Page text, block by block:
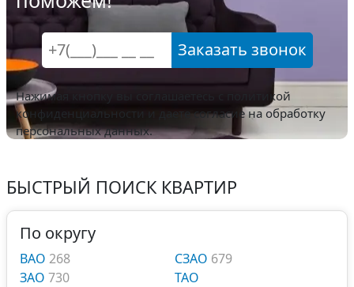
Заказать звонок
Нажимая кнопку вы соглашаетесь с
политикой
конфиденциальности и даете согласие на обработку
персональных данных.
БЫСТРЫЙ ПОИСК КВАРТИР
По округу
ВАО 268
ЗАО 730
СЗАО 679
ТАО